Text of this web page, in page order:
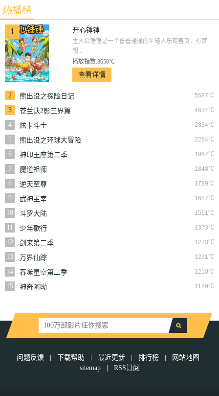
热播榜
1 开心锤锤
主人公锤锤是一个普普通通的年轻人乐观善良，有梦
想...
播放指数:8650℃
查看详情
2 5587℃
熊出没之探险日记
3
4634℃
苍兰诀2影三界篇
4
2834℃
炫卡斗士
5
2284℃
熊出没之环球大冒险
6
1967℃
神印王座第二季
7
1848℃
魔道祖师
8
1789℃
逆天至尊
9
1687℃
武神主宰
10
1551℃
斗罗大陆
11
1373℃
少年歌行
12
1273℃
剑来第二季
13
1271℃
万界仙踪
14
1210℃
吞噬星空第二季
15
1189℃
神奇阿呦
问题反馈 下载帮助 最近更新 排行榜 网站地图
sitemap
RSS订阅